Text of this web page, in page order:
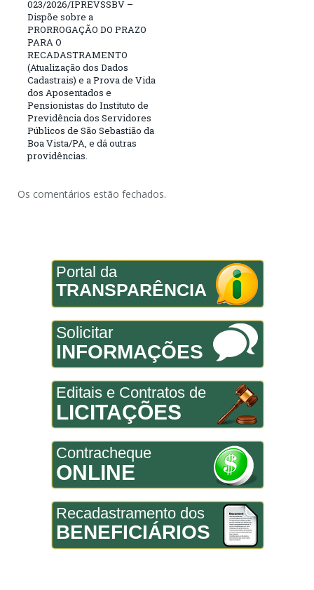
023/2026/IPREVSSBV –
Dispõe sobre a
PRORROGAÇÃO DO PRAZO
PARA O
RECADASTRAMENTO
(Atualização dos Dados
Cadastrais) e a Prova de Vida
dos Aposentados e
Pensionistas do Instituto de
Previdência dos Servidores
Públicos de São Sebastião da
Boa Vista/PA, e dá outras
providências.
Os comentários estão fechados.
Portal da
TRANSPARÊNCIA
Solicitar
INFORMAÇÕES
Editais e Contratos de
LICITAÇÕES
Contracheque
ONLINE
Recadastramento dos
BENEFICIÁRIOS